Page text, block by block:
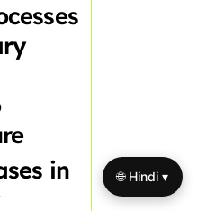
in
🌐 Hindi ▾